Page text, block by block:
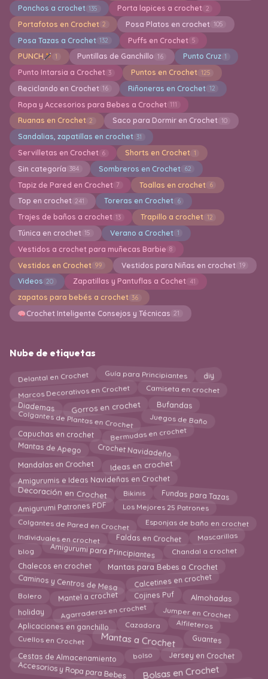
Ponchos a crochet 135 Porta lapices a crochet 2
Portafotos en Crochet 2 Posa Platos en crochet 105
Posa Tazas a Crochet 132 Puffs en Crochet 5
PUNCH 1 Puntillas de Ganchillo 16 Punto Cruz 1
Punto Intarsia a Crochet 3 Puntos en Crochet 125
Reciclando en Crochet 16 Riñoneras en Crochet 12
Ropa y Accesorios para Bebes a Crochet 111
Ruanas en Crochet 2 Saco para Dormir en Crochet 10
Sandalias, zapatillas en crochet 31
Servilletas en Crochet 6 Shorts en Crochet 1
Sin categoría 384 Sombreros en Crochet 62
Tapiz de Pared en Crochet 7 Toallas en crochet 6
Top en crochet 241 Toreras en Crochet 6
Trajes de baños a crochet 13 Trapillo a crochet 12
Túnica en crochet 15 Verano a Crochet 1
Vestidos a crochet para muñecas Barbie 8
Vestidos en Crochet 99 Vestidos para Niñas en crochet 19
Videos 20 Zapatillas y Pantuflas a Cochet 41
zapatos para bebés a crochet 36
Crochet Inteligente Consejos y Técnicas 21
Nube de etiquetas
Delantal en Crochet Guía para Principiantes diy
Marcos Decorativos en Crochet Camiseta en crochet
Diademas Gorros en crochet Bufandas
Colgantes de Plantas en Crochet Juegos de Baño
Capuchas en crochet Bermudas en crochet
Mantas de Apego Crochet Navidadeño
Mandalas en Crochet Ideas en crochet
Amigurumis e Ideas Navideñas en Crochet
Decoración en Crochet Bikinis Fundas para Tazas
Amigurumi Patrones PDF Los Mejores 25 Patrones
Colgantes de Pared en Crochet Esponjas de baño en crochet
Individuales en crochet Faldas en Crochet Mascarillas
blog Amigurumi para Principiantes Chandal a crochet
Chalecos en crochet Mantas para Bebes a Crochet
Caminos y Centros de Mesa Calcetines en crochet
Bolero Mantel a crochet Cojines Puf Almohadas
holiday Agarraderas en crochet Jumper en Crochet
Aplicaciones en ganchillo Cazadora Alfileteros
Cuellos en Crochet Mantas a Crochet Guantes
Cestas de Almacenamiento bolso Jersey en Crochet
Accesorios y Ropa para Bebes Bolsas en Crochet